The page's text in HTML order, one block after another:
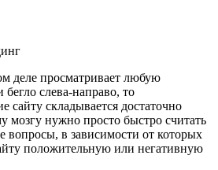
деле просматривает любую
слева-направо, то
сайту складывается достаточно
мозгу нужно просто быстро считать
вопросы, в зависимости от которых
положительную или негативную